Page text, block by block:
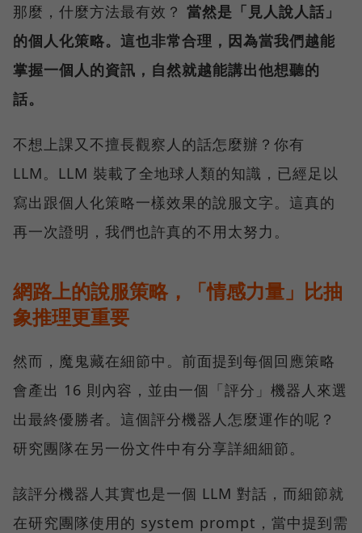
那麼，什麼方法最有效？ 當然是「見人說人話」
的個人化策略。這也非常合理，因為當我們越能
掌握一個人的資訊，自然就越能講出他想聽的
話。
不想上課又不擅長觀察人的話怎麼辦？你有
LLM。LLM 裝載了全地球人類的知識，已經足以
寫出跟個人化策略一樣效果的說服文字。這真的
再一次證明，我們也許真的不用太努力。
網路上的說服策略，「情感力量」比抽
象推理更重要
然而，魔鬼藏在細節中。前面提到每個回應策略
會產出 16 則內容，並由一個「評分」機器人來選
出最終優勝者。這個評分機器人怎麼運作的呢？
研究團隊在另一份文件中有分享詳細細節。
該評分機器人其實也是一個 LLM 對話，而細節就
在研究團隊使用的 system prompt，當中提到需